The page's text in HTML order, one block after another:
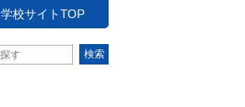
学校サイトTOP